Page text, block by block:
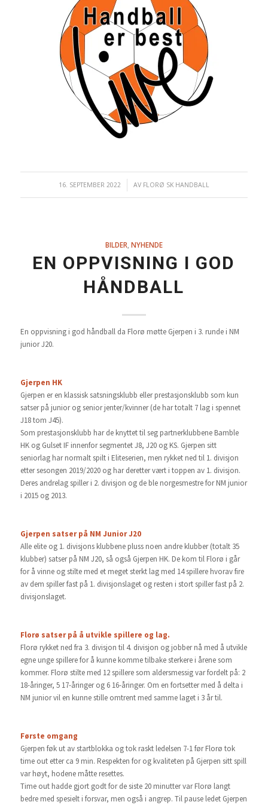
16. SEPTEMBER 2022
/ AV FLORØ SK HANDBALL
BILDER NYHENDE
EN OPPVISNING I GOD
HÅNDBALL
En oppvisning i god håndball da Florø møtte Gjerpen i 3. runde i NM
junior J20.
Gjerpen HK
Gjerpen er en klassisk satsningsklubb eller prestasjonsklubb som kun
satser på junior og senior jenter/kvinner (de har totalt 7 lag i spennet
J18 tom J45).
Som prestasjonsklubb har de knyttet til seg partnerklubbene Bamble
HK og Gulset IF innenfor segmentet J8, J20 og KS. Gjerpen sitt
seniorlag har normalt spilt i Eliteserien, men rykket ned til 1. divisjon
etter sesongen 2019/2020 og har deretter vært i toppen av 1. divisjon.
Deres andrelag spiller i 2. divisjon og de ble norgesmestre for NM junior
i 2015 og 2013.
Gjerpen satser på NM Junior J20
Alle elite og 1. divisjons klubbene pluss noen andre klubber (totalt 35
klubber) satser på NM J20, så også Gjerpen HK. De kom til Florø i går
for å vinne og stilte med et meget sterkt lag med 14 spillere hvorav fire
av dem spiller fast på 1. divisjonslaget og resten i stort spiller fast på 2.
divisjonslaget.
Florø satser på å utvikle spillere og lag.
Florø rykket ned fra 3. divisjon til 4. divisjon og jobber nå med å utvikle
egne unge spillere for å kunne komme tilbake sterkere i årene som
kommer. Florø stilte med 12 spillere som aldersmessig var fordelt på: 2
18-åringer, 5 17-åringer og 6 16-åringer. Om en fortsetter med å delta i
NM junior vil en kunne stille omtrent med samme laget i 3 år til.
Første omgang
Gjerpen føk ut av startblokka og tok raskt ledelsen 7-1 før Florø tok
time out etter ca 9 min. Respekten for og kvaliteten på Gjerpen sitt spill
var høyt, hodene måtte resettes.
Time out hadde gjort godt for de siste 20 minutter var Florø langt
bedre med spesielt i forsvar, men også i angrep. Til pause ledet Gjerpen